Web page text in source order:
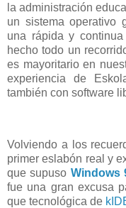
la administración
un sistema operativo
una rápida y
hecho todo un
es mayoritario en
experiencia de
también con software
Volviendo a los
primer eslabón real y
que supuso Windows
fue una gran excusa
que tecnológica de